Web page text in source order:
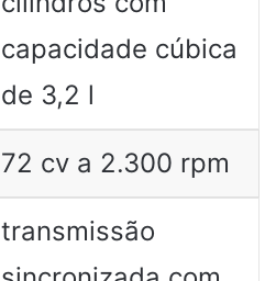
capacidade cúbica
de 3,2 l
72 cv a 2.300 rpm
transmissão